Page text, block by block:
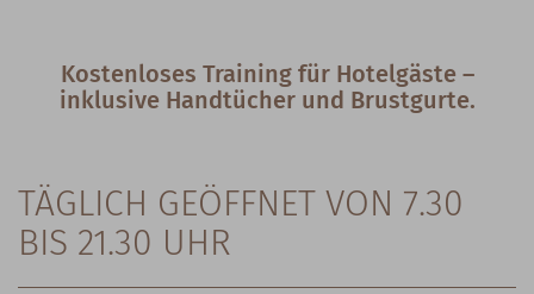
Kostenloses Training für Hotelgäste –
inklusive Handtücher und Brustgurte.
TÄGLICH GEÖFFNET VON 7.30
BIS 21.30 UHR